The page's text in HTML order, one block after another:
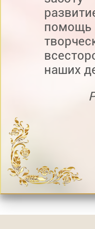
наших